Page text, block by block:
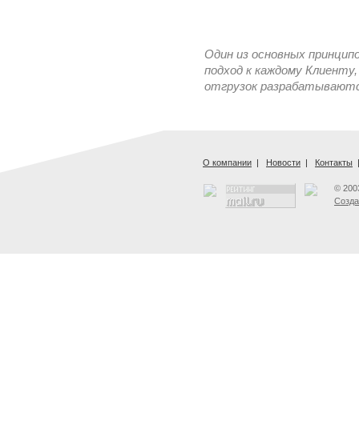
Один из основных
подход к каждому
отгрузок
О компании | Новости | Контакты |
©